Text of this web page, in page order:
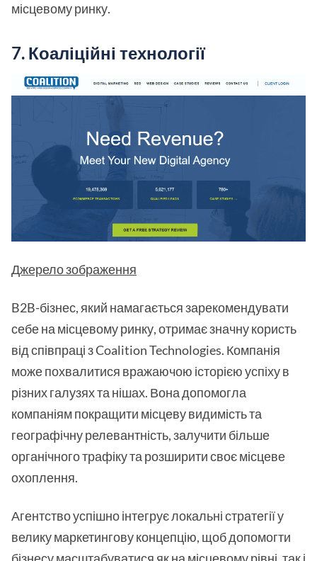
місцевому ринку.
7. Коаліційні технології
Джерело зображення
B2B-бізнес, який намагається зарекомендувати
себе на місцевому ринку, отримає значну користь
від співпраці з Coalition Technologies. Компанія
може похвалитися вражаючою історією успіху в
різних галузях та нішах. Вона допомогла
компаніям покращити місцеву видимість та
географічну релевантність, залучити більше
органічного трафіку та розширити своє місцеве
охоплення.
Агентство успішно інтегрує локальні стратегії у
велику маркетингову концепцію, щоб допомогти